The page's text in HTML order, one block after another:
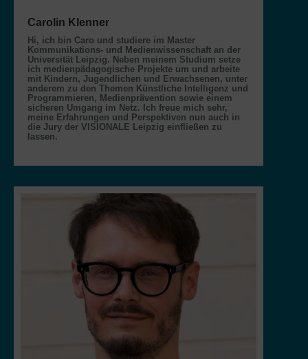
Carolin Klenner
Hi, ich bin Caro und studiere im Master
Kommunikations- und Medienwissenschaft an der
Universität Leipzig. Neben meinem Studium setze
ich medienpädagogische Projekte um und arbeite
mit Kindern, Jugendlichen und Erwachsenen, unter
anderem zu den Themen Künstliche Intelligenz und
Programmieren, Medienprävention sowie einem
sicheren Umgang im Netz. Ich freue mich sehr,
meine Erfahrungen und Perspektiven nun auch in
die Jury der VISIONALE Leipzig einfließen zu
lassen.